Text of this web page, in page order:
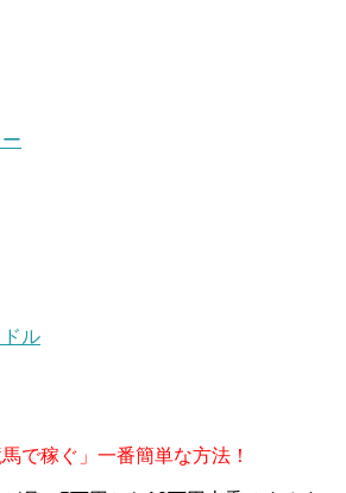
ル
で稼ぐ」一番簡単な方法！